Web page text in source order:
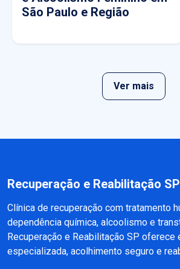
São Paulo e Região
Ver mais
Recuperação e Reabilitação SP
Clínica de recuperação com tratamento
dependência química, alcoolismo e
Recuperação e Reabilitação SP oferece
especializada, acolhimento seguro e